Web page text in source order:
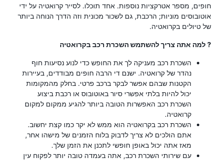
חופים, מספר אטרקציות נוספות. אחד תוכלו. לסייר קרואטיה על ידי
אוטובוסים מוניות; הרכבת, גם לשכור מכונית וזה הדרך הנוחה ביותר
של טיולים בקרואטיה.
? למה אתה צריך להשתמש השכרת רכב בקרואטיה
השכרת רכב מעניקה לך את החופש כדי לנוע נסיעות חוף
נהדר של קרואטיה. ישנם די הרבה חופים מבודדים, בעיירות
הקטנות שבהם אפשר לבקר ברכב פרטי. בחלק מהמקומות
יכול להיות בלתי אפשרי סיור באוטובוס או רכבת ביצוע
השכרת רכב האפשרות הטובה ביותר להגיע ממקום למקום
קרואטיה.
השכרת רכב בקרואטיה הוא ממש לא יקר כמו קצת יחשוב.
אתם הולכים לא צריך לדבוק בלוח הזמנים של מישהו אחר,
מאז אתה יכול באופן חופשי לתכנן את הזמן שלך.
עם שירותי השכרת רכב, אתה בעמדה טובה יותר לפקוח עין